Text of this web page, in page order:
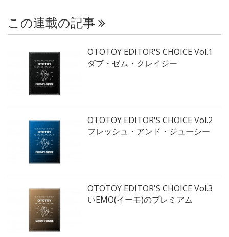
この連載の記事
OTOTOY EDITOR'S CHOICE Vol.1
ダブ・ゼム・クレイジー
OTOTOY EDITOR'S CHOICE Vol.2
フレッシュ・アンド・ジューシー
OTOTOY EDITOR'S CHOICE Vol.3
いEMO(イーモ)のプレミアム